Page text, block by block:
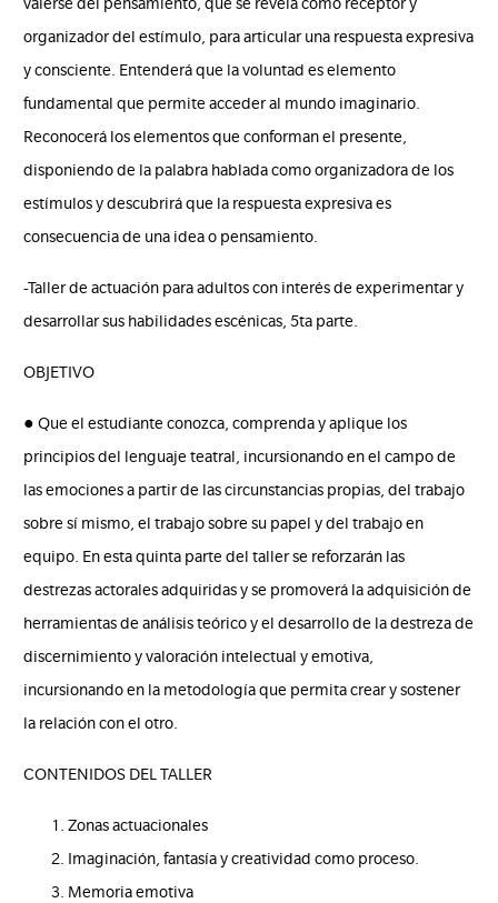
organizador del estímulo, para articular una respuesta expresiva
y consciente. Entenderá que la voluntad es elemento
fundamental que permite acceder al mundo imaginario.
Reconocerá los elementos que conforman el presente,
disponiendo de la palabra hablada como organizadora de los
estímulos y descubrirá que la respuesta expresiva es
consecuencia de una idea o pensamiento.
-Taller de actuación para adultos con interés de experimentar y
desarrollar sus habilidades escénicas, 5ta parte.
OBJETIVO
● Que el estudiante conozca, comprenda y aplique los
principios del lenguaje teatral, incursionando en el campo de
las emociones a partir de las circunstancias propias, del trabajo
sobre sí mismo, el trabajo sobre su papel y del trabajo en
equipo. En esta quinta parte del taller se reforzarán las
destrezas actorales adquiridas y se promoverá la adquisición de
herramientas de análisis teórico y el desarrollo de la destreza de
discernimiento y valoración intelectual y emotiva,
incursionando en la metodología que permita crear y sostener
la relación con el otro.
CONTENIDOS DEL TALLER
Zonas actuacionales
Imaginación, fantasía y creatividad como proceso.
Memoria emotiva